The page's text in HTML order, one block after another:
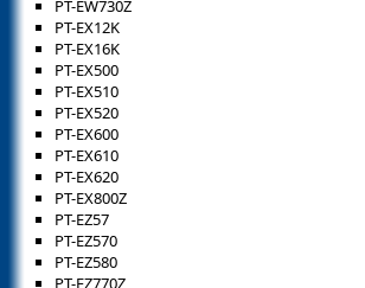
PT-EW730Z
PT-EX12K
PT-EX16K
PT-EX500
PT-EX510
PT-EX520
PT-EX600
PT-EX610
PT-EX620
PT-EX800Z
PT-EZ57
PT-EZ570
PT-EZ580
PT-EZ770Z